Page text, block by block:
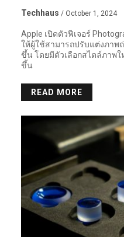
Techhaus / October 1, 2024
Apple เปิดตัวฟีเจอร์
ให้ผู้ใช้สามารถปรับแต่งภาพ
ขึ้น โดยมีตัวเลือกสไตล์ภาพใ
ขึ้น
READ MORE